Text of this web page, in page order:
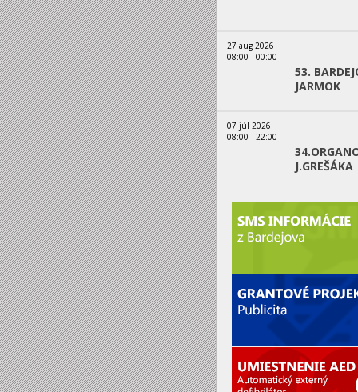
27 aug 2026
08:00 - 00:00
53.
JARMOK
07 júl 2026
08:00 - 22:00
J.GREŠÁKA